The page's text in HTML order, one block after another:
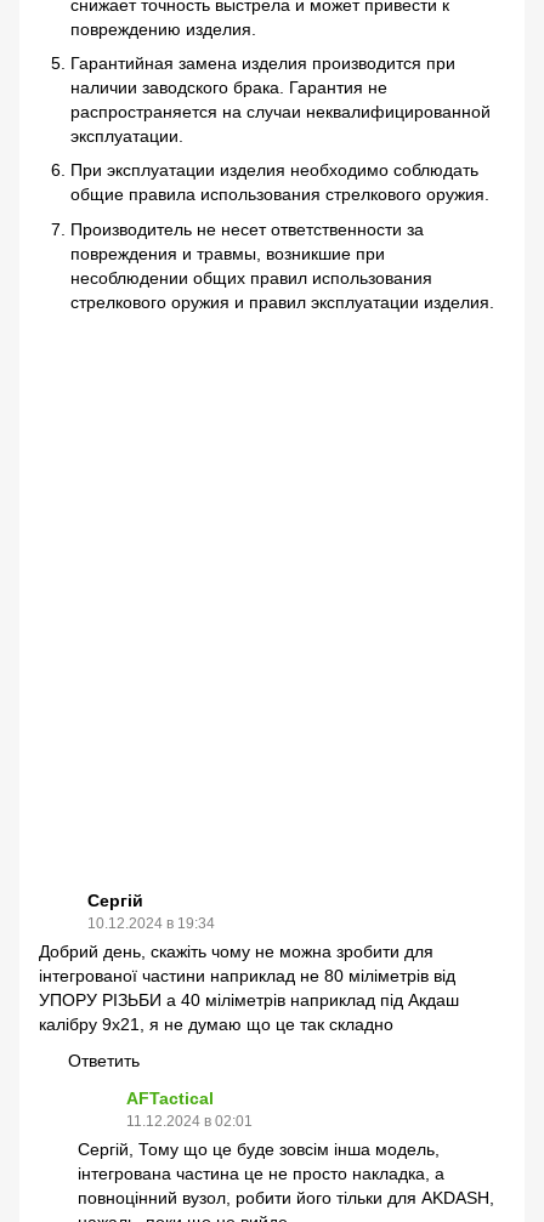
снижает точность выстрела и может привести к
повреждению изделия.
Гарантийная замена изделия производится при
наличии заводского брака. Гарантия не
распространяется на случаи неквалифицированной
эксплуатации.
При эксплуатации изделия необходимо соблюдать
общие правила использования стрелкового оружия.
Производитель не несет ответственности за
повреждения и травмы, возникшие при
несоблюдении общих правил использования
стрелкового оружия и правил эксплуатации изделия.
Сергій
10.12.2024 в 19:34
Добрий день, скажіть чому не можна зробити для
інтегрованої частини наприклад не 80 міліметрів від
УПОРУ РІЗЬБИ а 40 міліметрів наприклад під Акдаш
калібру 9х21, я не думаю що це так складно
Ответить
AFTactical
11.12.2024 в 02:01
Сергій, Тому що це буде зовсім інша модель,
інтегрована частина це не просто накладка, а
повноцінний вузол, робити його тільки для AKDASH,